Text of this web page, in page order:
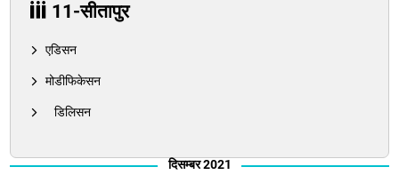
11-सीतापुर
एडिसन
मोडीफिकेसन
डिलिसन
दिसम्बर 2021